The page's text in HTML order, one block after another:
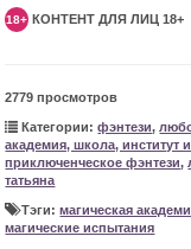
18+ КОНТЕНТ ДЛЯ ЛИЦ 18+
2779 просмотров
Категории:фэнтези,
академия, школа, институт
приключенческое фэнтези,
татьяна
Тэги:магическая
магические испытания